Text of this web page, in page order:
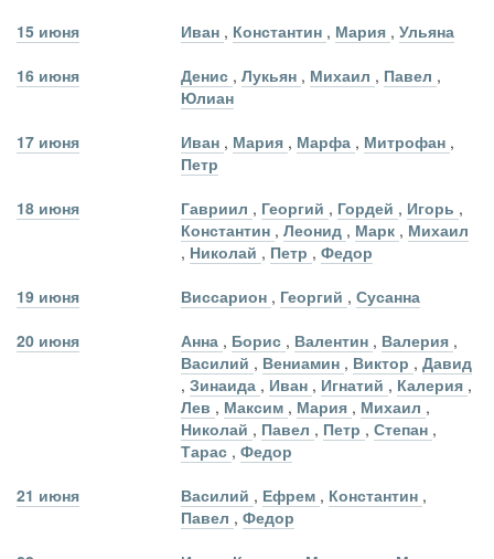
15 июня
Иван , Константин , Мария , Ульяна
16 июня
Денис , Лукьян , Михаил , Павел ,
Юлиан
17 июня
Иван , Мария , Марфа , Митрофан ,
Петр
18 июня
Гавриил , Георгий , Гордей , Игорь ,
Константин , Леонид , Марк , Михаил
, Николай , Петр , Федор
19 июня
Виссарион , Георгий , Сусанна
20 июня
Анна , Борис , Валентин , Валерия ,
Василий , Вениамин , Виктор , Давид
, Зинаида , Иван , Игнатий , Калерия ,
Лев , Максим , Мария , Михаил ,
Николай , Павел , Петр , Степан ,
Тарас , Федор
21 июня
Василий , Ефрем , Константин ,
Павел , Федор